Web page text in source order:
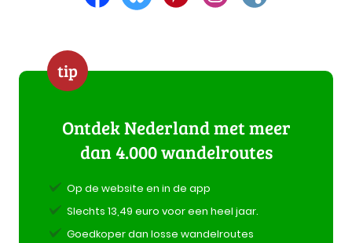
tip
Ontdek Nederland met meer
dan 4.000 wandelroutes
Op de website en in de app
Slechts 13,49 euro voor een heel jaar.
Goedkoper dan losse wandelroutes